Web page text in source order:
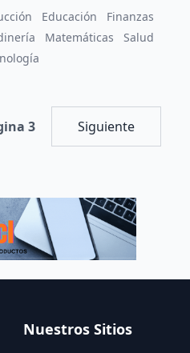
Educación
Finanzas
Matemáticas
Salud
3 Siguiente
Nuestros Sitios